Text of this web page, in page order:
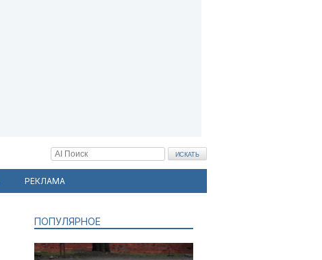
РЕКЛАМА
ПОПУЛЯРНОЕ